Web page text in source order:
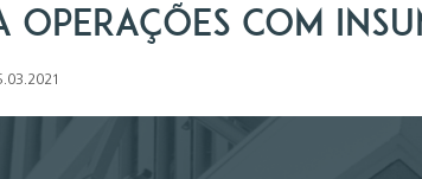
operações com